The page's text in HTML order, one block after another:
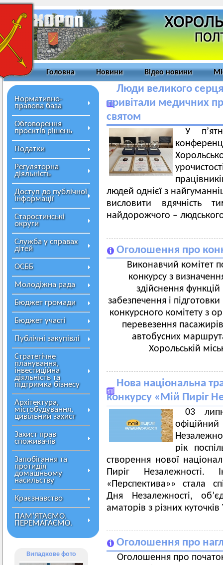
Головна Новини Відео новини
Нормативно-
правова база
Обговорення
проєктів рішень
Податки
Регуляторна
діяльність
Доступ до публічної
інформації
Старостинські
округи
Служба у справах
дітей
ОСББ
Молодіжна рада
Бюджет громади
Бюджет участі
Публічні закупівлі
Стратегічне
планування,
інвестиційна
діяльність та
підтримка бізнесу
Архітектура,
містобудування,
цивільний захист
Захист прав
споживачів
Запобігання та
протидія
домашньому
насильству
Краєзнавство
ПАМ’ЯТАЄМО.
ПЕРЕМАГАЄМО.
Випадкове фото
Люди великого
привітали медичних
святом
У
людей однієї з
висловити вдячність
найдорожчого –
Оголошення про
Виконавчий комітет
конкурсу з
здійснення функцій
забезпечення і
конкурсного комітету з
перевезення
автобусних
Хорольській
Нова національна
конкурсу «Мій Пиріг
03
офіційний
рік
створення нової
Пиріг Незалежності.
«Перспектива»» стала
Дня Незалежності,
аматорів з різних
Оголошення про
Оголошення про